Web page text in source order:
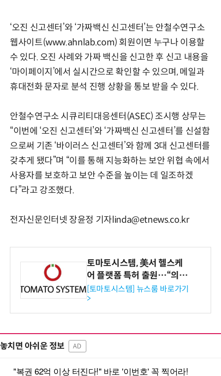
‘오진 신고센터’와 ‘가짜백신 신고센터’는 안철수연구소
웹사이트(www.ahnlab.com) 회원이면 누구나 이용할
수 있다. 오진 사례와 가짜 백신을 신고한 후 신고 내용을
‘마이페이지’에서 실시간으로 확인할 수 있으며, 메일과
휴대전화 문자로 분석 진행 상황을 통보 받을 수 있다.
안철수연구소 시큐리티대응센터(ASEC) 조시행 상무는
“이번에 ‘오진 신고센터’와 ‘가짜백신 신고센터’를 신설함
으로써 기존 ‘바이러스 신고센터’와 함께 3대 신고센터를
갖추게 됐다”며 “이를 통해 지능화하는 보안 위협 속에서
사용자를 보호하고 보안 수준을 높이는 데 일조하겠
다”라고 강조했다.
전자신문인터넷 장윤정 기자linda@etnews.co.kr
토마토시스템, 美서 헬스케
어 플랫폼 특허 출원…“의료
기관·보험사 공략”
[토마토시스템] 뉴스룸 바로가기
>
놓치면 아쉬운 정보 AD